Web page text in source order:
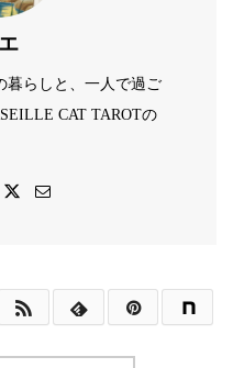
暮らしと、一人で過ご
CAT TAROTの